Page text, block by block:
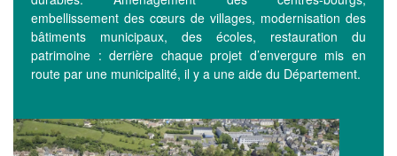
embellissement des cœurs de villages, modernisation des
bâtiments municipaux, des écoles, restauration du
patrimoine : derrière chaque projet d’envergure mis en
route par une municipalité, il y a une aide du Département.